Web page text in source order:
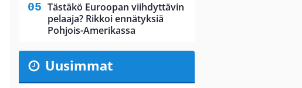
Tästäkö Euroopan viihdyttävin
pelaaja? Rikkoi ennätyksiä
Pohjois-Amerikassa
Uusimmat